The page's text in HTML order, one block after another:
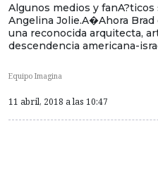
Algunos medios y
Angelina Jolie.A�Ahora
una reconocida arquitecta,
descendencia americana-
Equipo Imagina
11 abril, 2018 a las 10:47